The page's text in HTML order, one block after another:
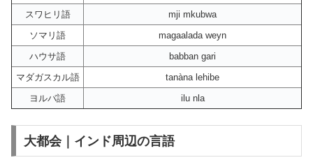
スワヒリ語
mji mkubwa
ソマリ語
magaalada weyn
ハウサ語
babban gari
マダガスカル語
tanàna lehibe
ヨルバ語
ilu nla
大都会｜インド周辺の言語